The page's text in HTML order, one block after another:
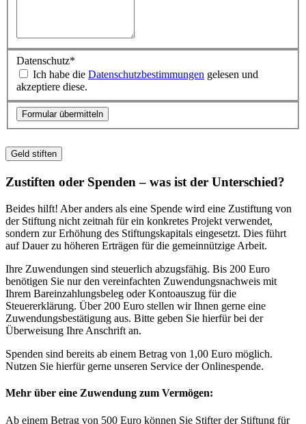
Datenschutz*
Ich habe die Datenschutzbestimmungen gelesen und
akzeptiere diese.
Geld stiften
Zustiften oder Spenden – was ist der Unterschied?
Beides hilft! Aber anders als eine Spende wird eine Zustiftung von
der Stiftung nicht zeitnah für ein konkretes Projekt verwendet,
sondern zur Erhöhung des Stiftungskapitals eingesetzt. Dies führt
auf Dauer zu höheren Erträgen für die gemeinnützige Arbeit.
Ihre Zuwendungen sind steuerlich abzugsfähig. Bis 200 Euro
benötigen Sie nur den vereinfachten Zuwendungsnachweis mit
Ihrem Bareinzahlungsbeleg oder Kontoauszug für die
Steuererklärung. Über 200 Euro stellen wir Ihnen gerne eine
Zuwendungsbestätigung aus. Bitte geben Sie hierfür bei der
Überweisung Ihre Anschrift an.
Spenden sind bereits ab einem Betrag von 1,00 Euro möglich.
Nutzen Sie hierfür gerne unseren Service der Onlinespende.
Mehr über eine Zuwendung zum Vermögen:
Ab einem Betrag von 500 Euro können Sie Stifter der Stiftung für